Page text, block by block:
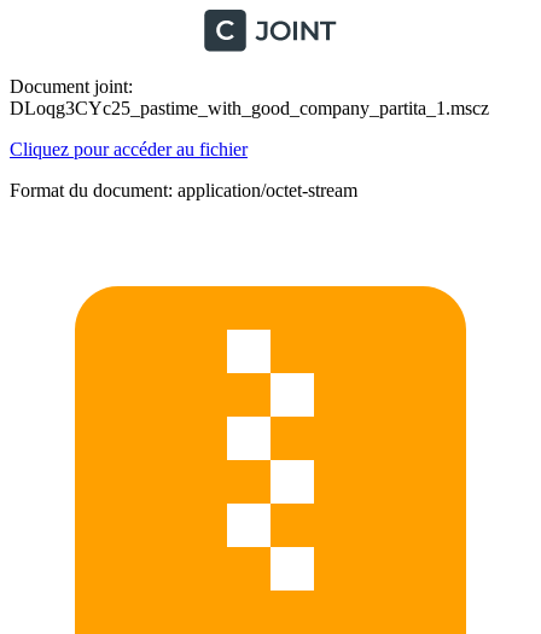
Document joint:
DLoqg3CYc25_pastime_with_good_company_partita_1.mscz
Cliquez pour accéder au fichier
Format du document: application/octet-stream